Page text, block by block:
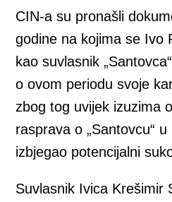
CIN-a su pronašli
godine na kojima se Ivo
kao suvlasnik
o ovom periodu svoje
zbog tog uvijek izuzima
rasprava o „Santovcu“
izbjegao potencijalni
Suvlasnik Ivica Krešimir